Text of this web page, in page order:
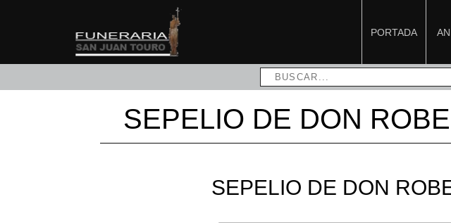
PORTADA
SEPELIO DE DON
SEPELIO DE DON